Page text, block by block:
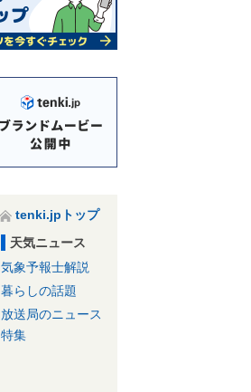
tenki.jpトップ
天気ニュース
気象予報士解説
暮らしの話題
放送局のニュース
特集